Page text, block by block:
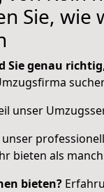
Sie, wie
Sie genau richtig
unser
bieten als
bieten?